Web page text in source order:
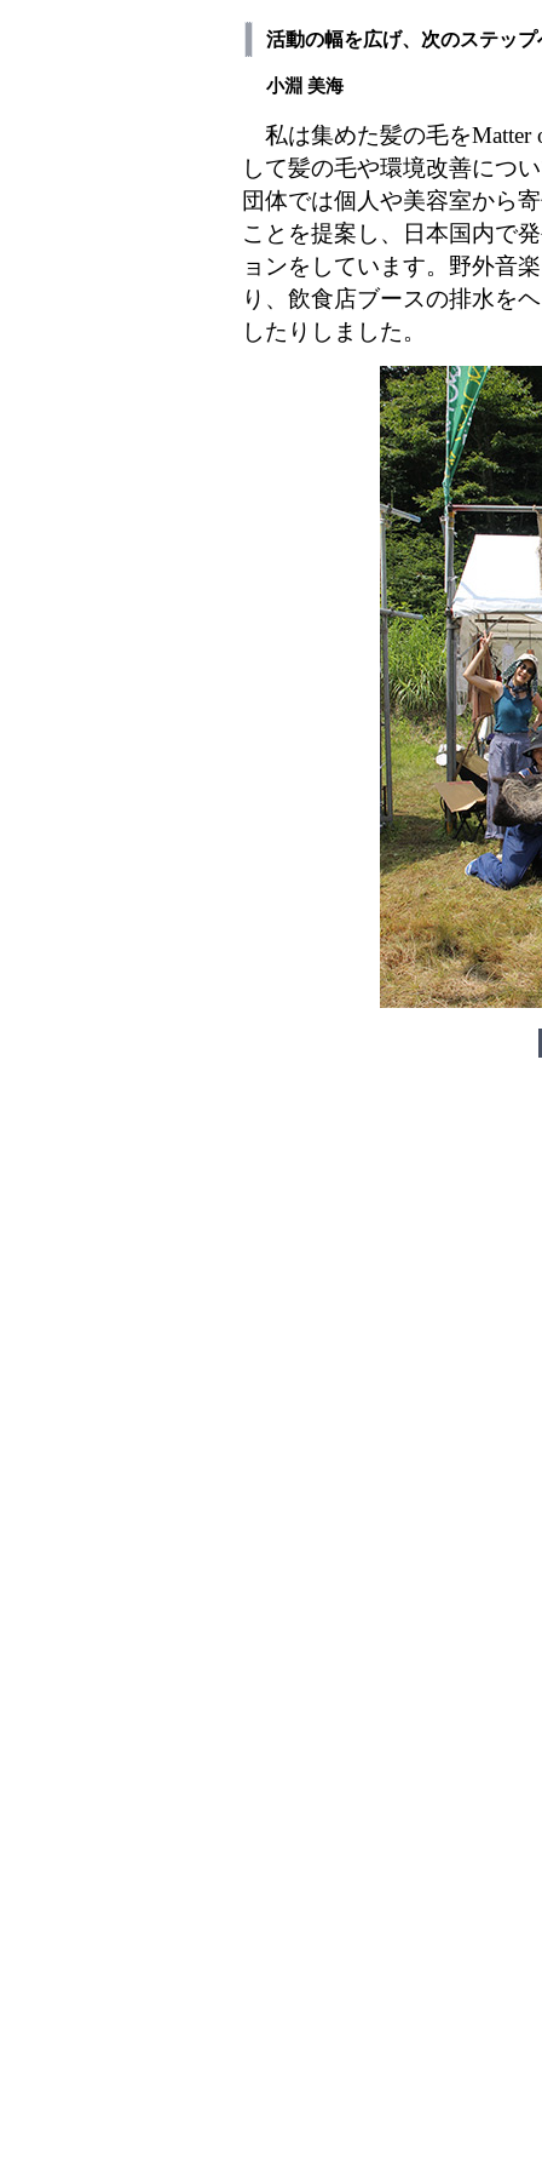
活動の幅を広げ、次のステップ
小淵 美海
私は集めた髪の毛をMatter
して髪の毛や環境改善につ
団体では個人や美容室から
ことを提案し、日本国内で
ョンをしています。野外音
り、飲食店ブースの排水を
したりしました。